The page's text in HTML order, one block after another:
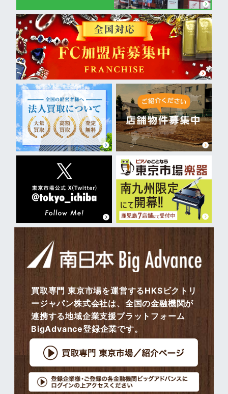
買取専門 東京市場を運営するHKSビクトリ
ージャパン株式会社は、全国の金融機関が
連携する地域企業支援プラットフォーム
BigAdvance登録企業です。